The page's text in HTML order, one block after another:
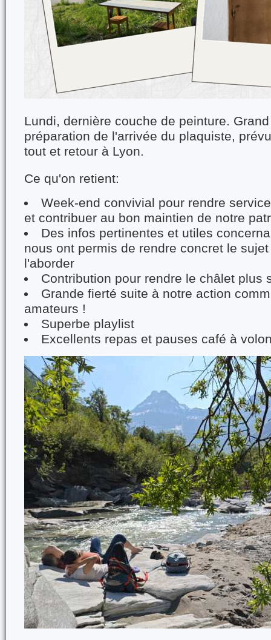
Lundi, dernière couche de peinture.
préparation de l'arrivée du plaquiste,
tout et retour à Lyon.
Ce qu'on retient:
Week-end convivial pour rendre
et contribuer au bon maintien de notre
Des infos pertinentes et utiles
nous ont permis de rendre concret le
l'aborder
Contribution pour rendre le châlet plus
Grande fierté suite à notre action
amateurs !
Superbe playlist
Excellents repas et pauses café à